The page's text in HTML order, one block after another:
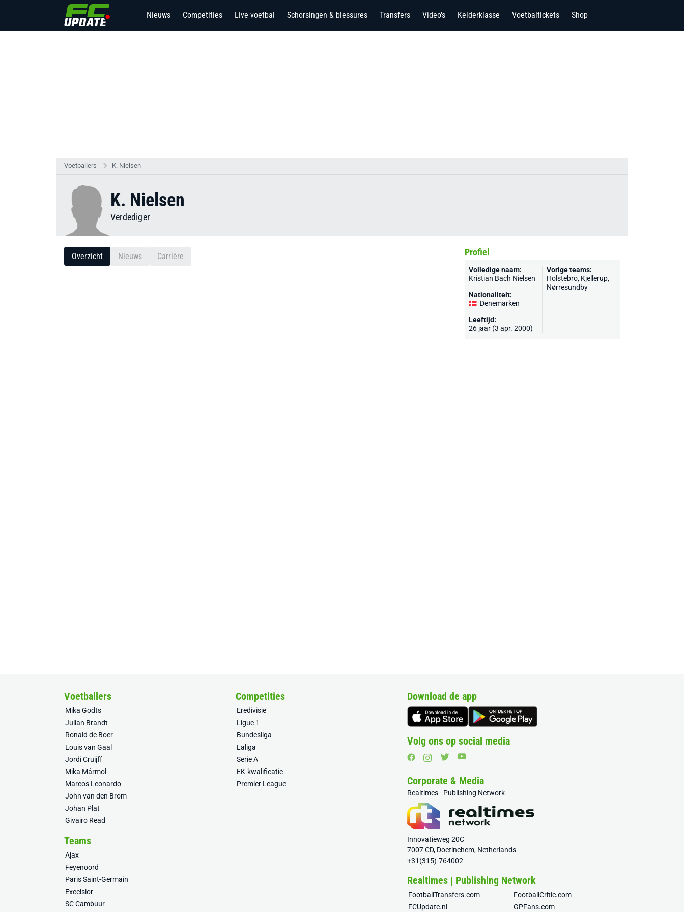
Nieuws Competities Live voetbal Schorsingen & blessures Transfers Video's Kelderklasse Voetbaltickets Shop
Voetballers K. Nielsen
K. Nielsen
Verdediger
Overzicht Nieuws Carrière Profiel
Volledige naam:
Kristian Bach Nielsen
Nationaliteit:
Denemarken
Leeftijd:
26 jaar (3 apr. 2000)
Vorige teams:
Holstebro, Kjellerup,
Nørresundby
Voetballers
Mika Godts
Julian Brandt
Ronald de Boer
Louis van Gaal
Jordi Cruijff
Mika Mármol
Marcos Leonardo
John van den Brom
Johan Plat
Givairo Read
Competities
Eredivisie
Ligue 1
Bundesliga
Laliga
Serie A
EK-kwalificatie
Premier League
Teams
Ajax
Feyenoord
Paris Saint-Germain
Excelsior
SC Cambuur
Download de app
Volg ons op social media
Corporate & Media
Realtimes - Publishing Network
Innovatieweg 20C
7007 CD, Doetinchem, Netherlands
+31(315)-764002
Realtimes | Publishing Network
FootballTransfers.com
FootballCritic.com
FCUpdate.nl
GPFans.com